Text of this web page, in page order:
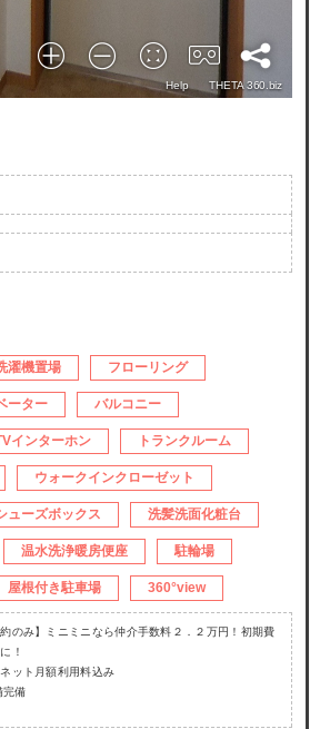
濯機置場 フローリング
ーター バルコニー
インターホン トランクルーム
ウォークインクローゼット
ューズボックス 洗髪洗面化粧台
温水洗浄暖房便座 駐輪場
屋根付き駐車場 360°view
約のみ】ミニミニなら仲介手数料２．２万円！初期費
！
ット月額利用料込み
完備